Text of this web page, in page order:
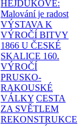
HEJDUKOVÉ:
Malování je radost
VÝSTAVA K
VÝROČÍ BITVY
1866 U ČESKÉ
SKALICE 160.
VÝROČÍ
PRUSKO-
RAKOUSKÉ
VÁLKY CESTA
ZA SVĚTLEM
REKONSTRUKCE